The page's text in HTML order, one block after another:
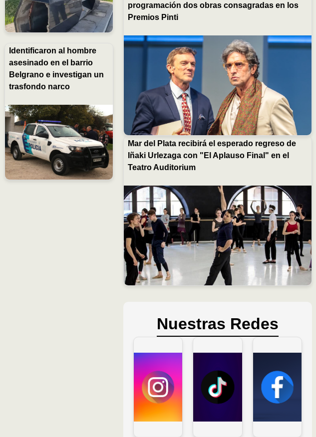
Identificaron al hombre
asesinado en el barrio
Belgrano e investigan un
trasfondo narco
programación dos obras consagradas en los
Premios Pinti
Mar del Plata recibirá el esperado regreso de
Iñaki Urlezaga con "El Aplauso Final" en el
Teatro Auditorium
Nuestras Redes